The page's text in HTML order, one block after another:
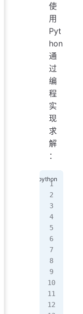
使
用
Pyt
hon
通
过
编
程
实
现
求
解
：